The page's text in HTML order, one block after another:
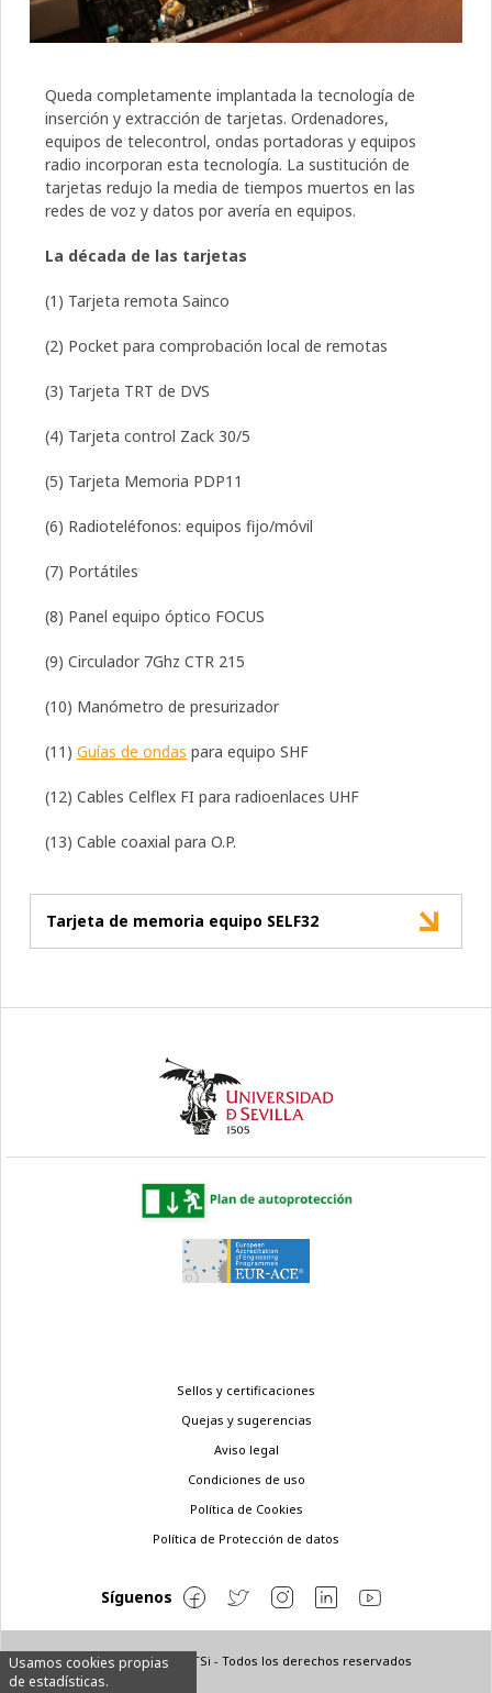
Usamos cookies propias
de estadísticas.
Queda completamente implantada la tecnología de
inserción y extracción de tarjetas. Ordenadores,
equipos de telecontrol, ondas portadoras y equipos
radio incorporan esta tecnología. La sustitución de
tarjetas redujo la media de tiempos muertos en las
redes de voz y datos por avería en equipos.
La década de las tarjetas
(1) Tarjeta remota Sainco
(2) Pocket para comprobación local de remotas
(3) Tarjeta TRT de DVS
(4) Tarjeta control Zack 30/5
(5) Tarjeta Memoria PDP11
(6) Radioteléfonos: equipos fijo/móvil
(7) Portátiles
(8) Panel equipo óptico FOCUS
(9) Circulador 7Ghz CTR 215
(10) Manómetro de presurizador
(11) Guías de ondas para equipo SHF
(12) Cables Celflex FI para radioenlaces UHF
(13) Cable coaxial para O.P.
Tarjeta de memoria equipo SELF32
© Copyright 2022 ETSi - Todos los derechos reservados
Sellos y certificaciones
Quejas y sugerencias
Aviso legal
Condiciones de uso
Política de Cookies
Política de Protección de datos
Síguenos